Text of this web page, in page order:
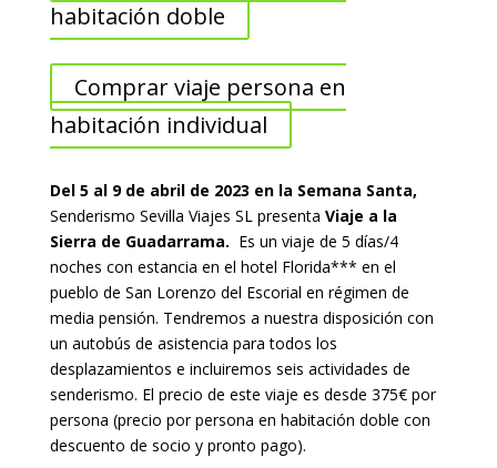
habitación doble
Comprar viaje persona en
habitación individual
Del 5 al 9 de abril de 2023 en la Semana Santa,
Senderismo Sevilla Viajes SL presenta Viaje a la
Sierra de Guadarrama. Es un viaje de 5 días/4
noches con estancia en el hotel Florida*** en el
pueblo de San Lorenzo del Escorial en régimen de
media pensión. Tendremos a nuestra disposición con
un autobús de asistencia para todos los
desplazamientos e incluiremos seis actividades de
senderismo. El precio de este viaje es desde 375€ por
persona (precio por persona en habitación doble con
descuento de socio y pronto pago).